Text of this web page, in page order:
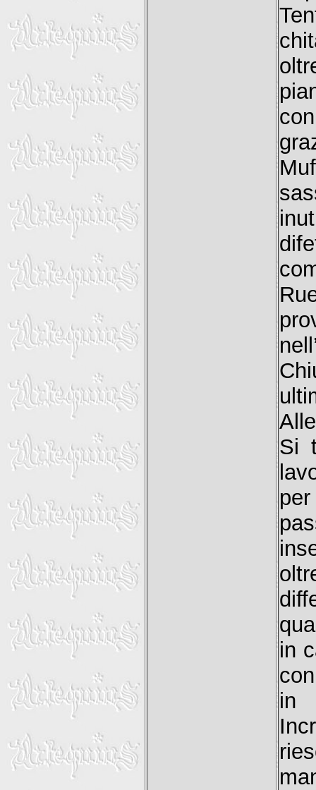
Si
in
in